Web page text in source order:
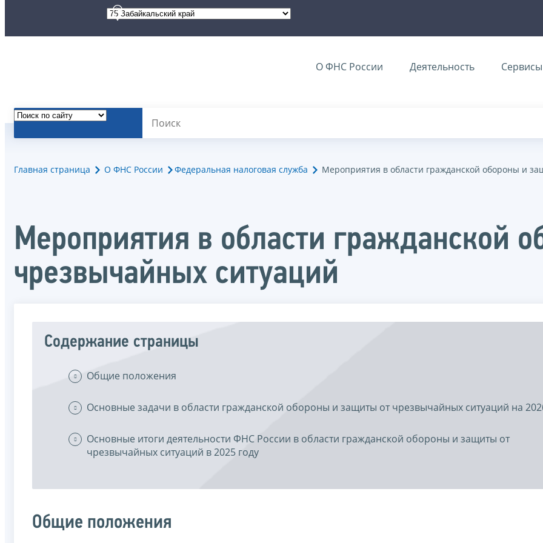
О ФНС России Деятельность Сервисы
Главная страница О ФНС России Федеральная налоговая служба Мероприятия в области гражданской обороны и
Мероприятия в области гражданской
чрезвычайных ситуаций
Содержание страницы
Общие положения
Основные задачи в области гражданской обороны и защиты от чрезвычайных ситуаций на
Основные итоги деятельности ФНС России в области гражданской обороны и защиты от
чрезвычайных ситуаций в 2025 году
Общие положения